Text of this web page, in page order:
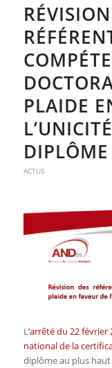
PLAIDE
DIPLÔME
ACTUS
L’arrêté du 22 février
national de la
diplôme au plus